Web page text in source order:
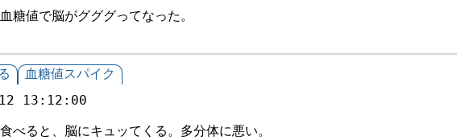
糖値で脳がグググってなった。
血糖値スパイク
13:12:00
べると、脳にキュッてくる。多分体に悪い。